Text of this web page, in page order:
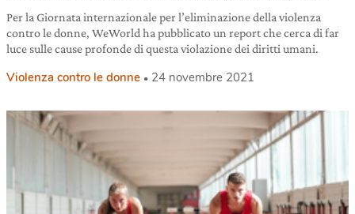
Per la Giornata internazionale per l’eliminazione della violenza
contro le donne, WeWorld ha pubblicato un report che cerca di far
luce sulle cause profonde di questa violazione dei diritti umani.
Violenza contro le donne 24 novembre 2021